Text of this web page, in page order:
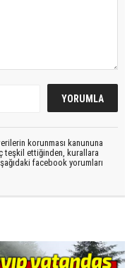
korunması kanununa
teşkil ettiğinden, kurallara
facebook yorumları